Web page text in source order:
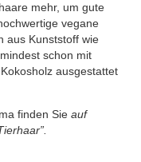
mehr, um gute
vegane
aus Kunststoff wie
schon mit
ausgestattet
finden Sie auf